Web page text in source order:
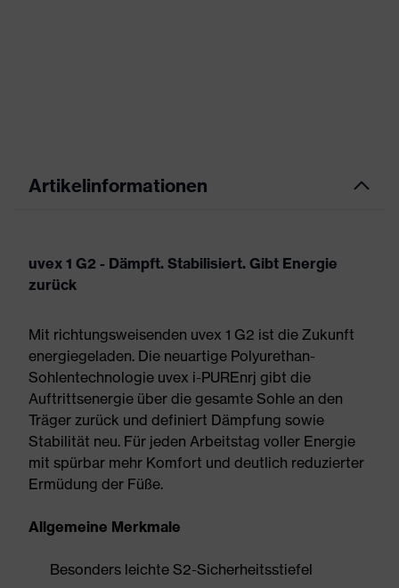
Artikelinformationen
uvex 1 G2 - Dämpft. Stabilisiert. Gibt Energie
zurück
Mit richtungsweisenden uvex 1 G2 ist die Zukunft
energiegeladen. Die neuartige Polyurethan-
Sohlentechnologie uvex i-PUREnrj gibt die
Auftrittsenergie über die gesamte Sohle an den
Träger zurück und definiert Dämpfung sowie
Stabilität neu. Für jeden Arbeitstag voller Energie
mit spürbar mehr Komfort und deutlich reduzierter
Ermüdung der Füße.
Allgemeine Merkmale
Besonders leichte S2-Sicherheitsstiefel